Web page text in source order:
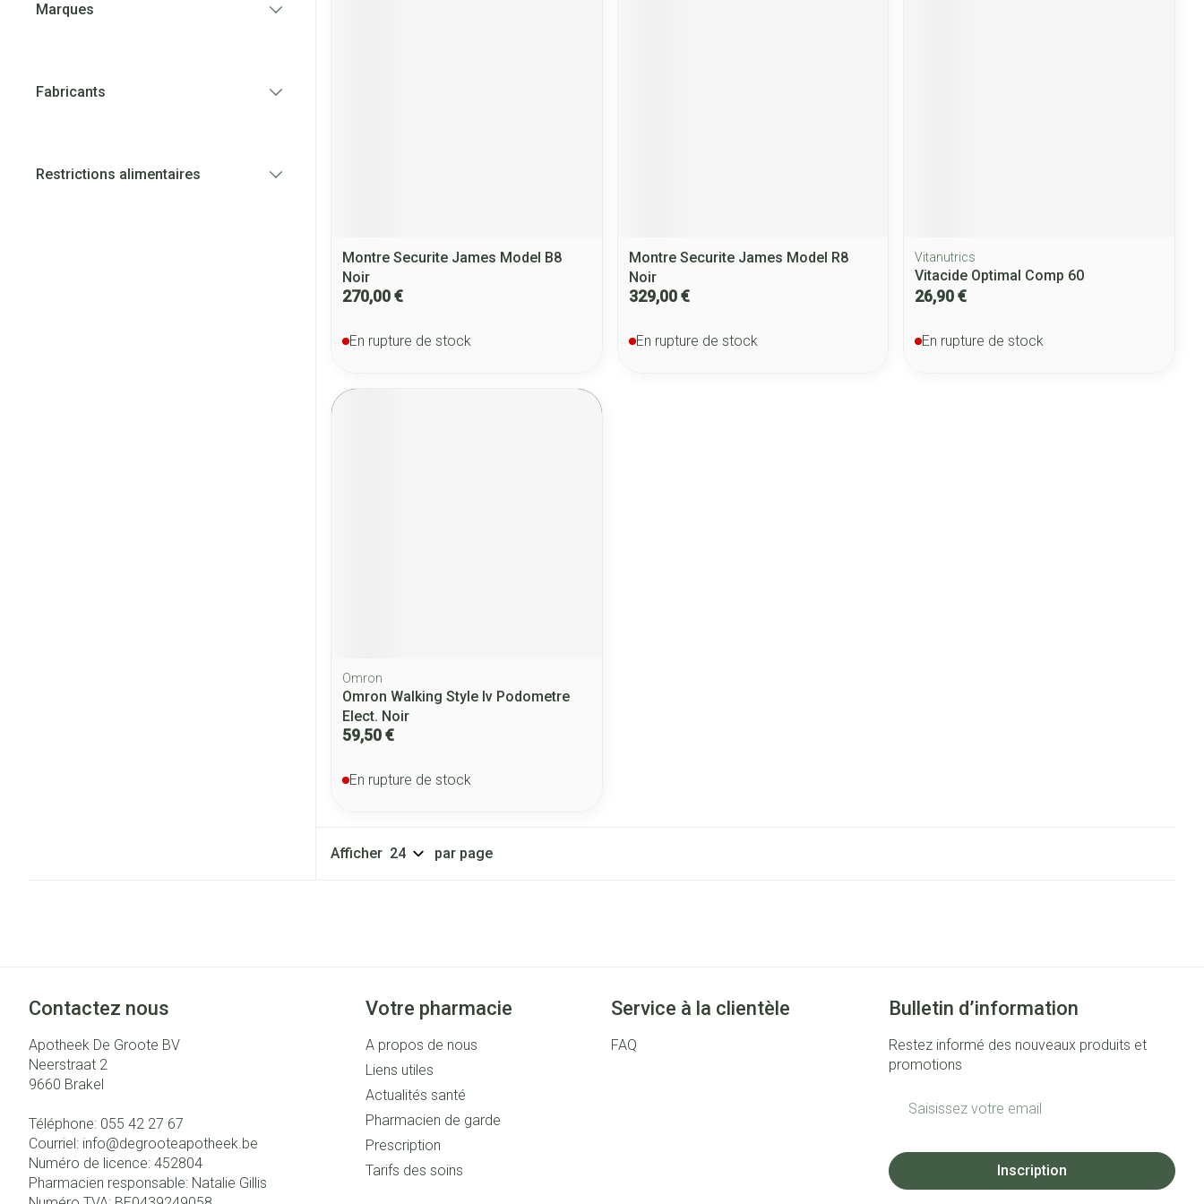
Marques
Fabricants
Restrictions alimentaires
Montre Securite James Model B8
Noir
270,00 €
En rupture de stock
Montre Securite James Model R8
Noir
329,00 €
En rupture de stock
Vitanutrics
Vitacide Optimal Comp 60
26,90 €
En rupture de stock
Omron
Omron Walking Style Iv Podometre
Elect. Noir
59,50 €
En rupture de stock
Afficher par page
Contactez nous
Apotheek De Groote BV
Neerstraat 2
9660 Brakel
Téléphone: 055 42 27 67
Courriel: info@degrooteapotheek.be
Numéro de licence: 452804
Pharmacien responsable: Natalie Gillis
Votre pharmacie
A propos de nous
Liens utiles
Actualités santé
Pharmacien de garde
Prescription
Tarifs des soins
Service à la clientèle
FAQ
Bulletin d’information
Restez informé des nouveaux produits et
promotions
Inscription